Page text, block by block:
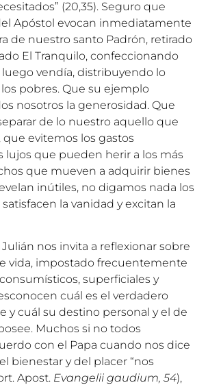
(20,35). Seguro que
Apóstol evocan inmediatamente
de nuestro santo Padrón, retirado
El Tranquilo, confeccionando
luego vendía, distribuyendo lo
pobres. Que su ejemplo
nosotros la generosidad. Que
de lo nuestro aquello que
evitemos los gastos
lujos que pueden herir a los más
que mueven a adquirir bienes
inútiles, no digamos nada los
la vanidad y excitan la
Julián nos invita a reflexionar sobre
vida, impostado frecuentemente
superficiales y
cuál es el verdadero
y cuál su destino personal y el de
Muchos si no todos
con el Papa cuando nos dice
bienestar y del placer “nos
Apost. Evangelii gaudium, 54),